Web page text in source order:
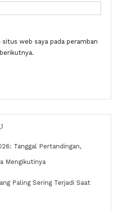
web saya pada peramban
Tanggal Pertandingan,
Mengikutinya
Paling Sering Terjadi Saat